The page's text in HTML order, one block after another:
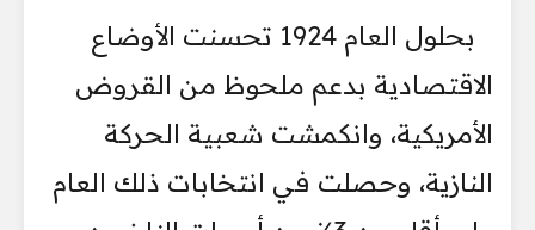
بحلول العام 1924 تحسنت الأوضاع
الاقتصادية بدعم ملحوظ من القروض
الأمريكية، وانكمشت شعبية الحركة
النازية، وحصلت في انتخابات ذلك العام